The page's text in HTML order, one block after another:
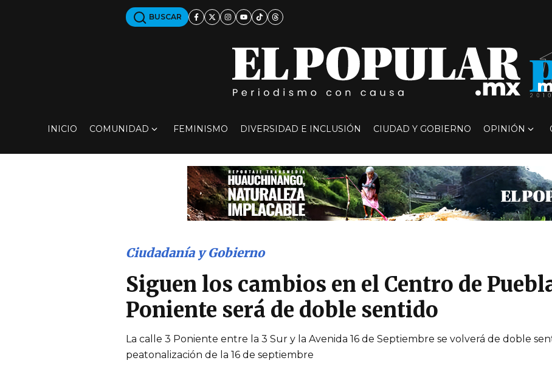
BUSCAR
INICIO COMUNIDAD FEMINISMO DIVERSIDAD E INCLUSIÓN CIUDAD Y GOBIERNO OPINIÓN
Ciudadanía y Gobierno
Siguen los cambios en el Centro de
Poniente será de doble sentido
La calle 3 Poniente entre la 3 Sur y la Avenida 16 de Septiembre se volverá de doble
peatonalización de la 16 de septiembre